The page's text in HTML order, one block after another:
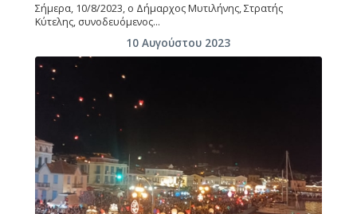
Σήμερα, 10/8/2023, ο Δήμαρχος Μυτιλήνης, Στρατής
Κύτελης, συνοδευόμενος…
10 Αυγούστου 2023